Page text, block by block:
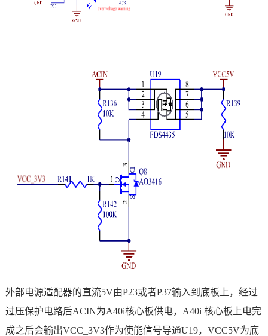
外部电源适配器的直流5V由P23或者P37输入到底板上，经过
过压保护电路后ACIN为A40i核心板供电，A40i 核心板上电完
成之后会输出VCC_3V3作为使能信号导通U19，VCC5V为底